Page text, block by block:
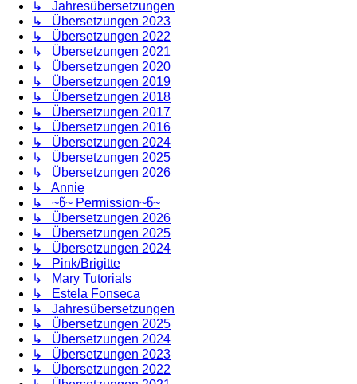
↳ Jahresübersetzungen
↳ Übersetzungen 2023
↳ Übersetzungen 2022
↳ Übersetzungen 2021
↳ Übersetzungen 2020
↳ Übersetzungen 2019
↳ Übersetzungen 2018
↳ Übersetzungen 2017
↳ Übersetzungen 2016
↳ Übersetzungen 2024
↳ Übersetzungen 2025
↳ Übersetzungen 2026
↳ Annie
↳ ~წ~ Permission~წ~
↳ Übersetzungen 2026
↳ Übersetzungen 2025
↳ Übersetzungen 2024
↳ Pink/Brigitte
↳ Mary Tutorials
↳ Estela Fonseca
↳ Jahresübersetzungen
↳ Übersetzungen 2025
↳ Übersetzungen 2024
↳ Übersetzungen 2023
↳ Übersetzungen 2022